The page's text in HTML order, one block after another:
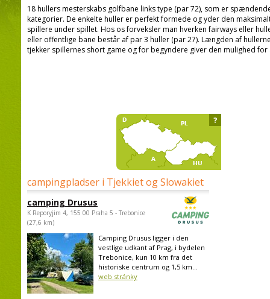
18 hullers mesterskabs golfbane links type (par 72), som er
kategorier. De enkelte huller er perfekt formede og yder den
spillere under spillet. Hos os forveksler man hverken fairways eller
eller offentlige bane består af par 3 huller (par 27). Længden af
tjekker spillernes short game og for begyndere giver den mulighed
campingpladser i Tjekkiet og Slowakiet
camping Drusus
K Reporyjim 4, 155 00 Praha 5 - Trebonice
(27,6 km)
Camping Drusus ligger i den
vestlige udkant af Prag, i bydelen
Trebonice, kun 10 km fra det
historiske centrum og 1,5 km...
web stránky
?